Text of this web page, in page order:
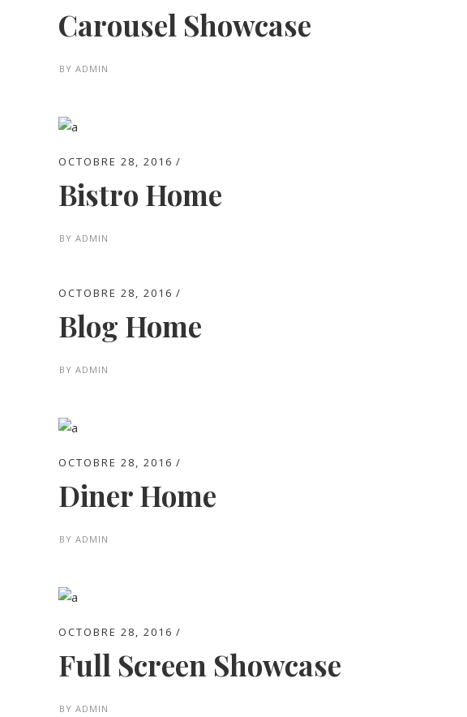
Carousel Showcase
BY ADMIN
OCTOBRE 28, 2016
Bistro Home
BY ADMIN
OCTOBRE 28, 2016
Blog Home
BY ADMIN
OCTOBRE 28, 2016
Diner Home
BY ADMIN
OCTOBRE 28, 2016
Full Screen Showcase
BY ADMIN